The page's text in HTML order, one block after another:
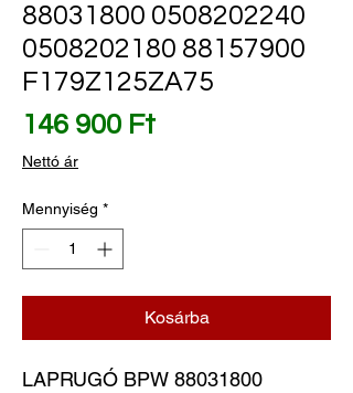
88031800 0508202240
0508202180 88157900
F179Z125ZA75
146 900 FtÁr
Nettó ár
Mennyiség *
Kosárba
LAPRUGÓ BPW 88031800